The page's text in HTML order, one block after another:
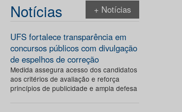
Notícias + Notícias
UFS fortalece transparência em
concursos públicos com divulgação
de espelhos de correção
Medida assegura acesso dos candidatos
aos critérios de avaliação e reforça
princípios de publicidade e ampla defesa